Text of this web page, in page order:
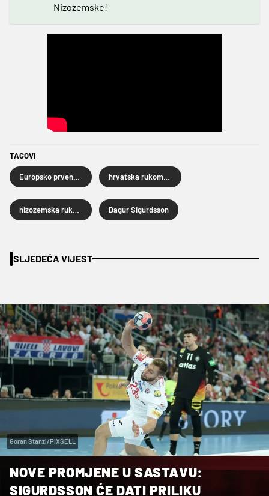
Nizozemske!
TAGOVI
Dagur Sigurdsson
SLJEDEĆA VIJEST
Goran Stanzl/PIXSELL
NOVE PROMJENE U SASTAVU:
SIGURDSSON ĆE DATI PRILIKU